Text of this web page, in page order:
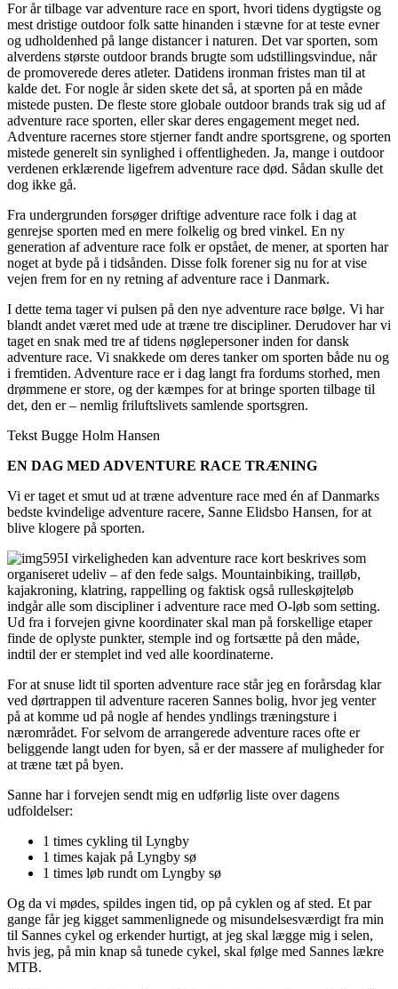
For år tilbage var adventure race en sport, hvori tidens dygtigste og
mest dristige outdoor folk satte hinanden i stævne for at teste evner
og udholdenhed på lange distancer i naturen. Det var sporten, som
alverdens største outdoor brands brugte som udstillingsvindue, når
de promoverede deres atleter. Datidens ironman fristes man til at
kalde det. For nogle år siden skete det så, at sporten på en måde
mistede pusten. De fleste store globale outdoor brands trak sig ud af
adventure race sporten, eller skar deres engagement meget ned.
Adventure racernes store stjerner fandt andre sportsgrene, og sporten
mistede generelt sin synlighed i offentligheden. Ja, mange i outdoor
verdenen erklærende ligefrem adventure race død. Sådan skulle det
dog ikke gå.
Fra undergrunden forsøger driftige adventure race folk i dag at
genrejse sporten med en mere folkelig og bred vinkel. En ny
generation af adventure race folk er opstået, de mener, at sporten har
noget at byde på i tidsånden. Disse folk forener sig nu for at vise
vejen frem for en ny retning af adventure race i Danmark.
I dette tema tager vi pulsen på den nye adventure race bølge. Vi har
blandt andet været med ude at træne tre discipliner. Derudover har vi
taget en snak med tre af tidens nøglepersoner inden for dansk
adventure race. Vi snakkede om deres tanker om sporten både nu og
i fremtiden. Adventure race er i dag langt fra fordums storhed, men
drømmene er store, og der kæmpes for at bringe sporten tilbage til
det, den er – nemlig friluftslivets samlende sportsgren.
Tekst Bugge Holm Hansen
EN DAG MED ADVENTURE RACE TRÆNING
Vi er taget et smut ud at træne adventure race med én af Danmarks
bedste kvindelige adventure racere, Sanne Elidsbo Hansen, for at
blive klogere på sporten.
I virkeligheden kan adventure race kort beskrives som
organiseret udeliv – af den fede salgs. Mountainbiking, trailløb,
kajakroning, klatring, rappelling og faktisk også rulleskøjteløb
indgår alle som discipliner i adventure race med O-løb som setting.
Ud fra i forvejen givne koordinater skal man på forskellige etaper
finde de oplyste punkter, stemple ind og fortsætte på den måde,
indtil der er stemplet ind ved alle koordinaterne.
For at snuse lidt til sporten adventure race står jeg en forårsdag klar
ved dørtrappen til adventure raceren Sannes bolig, hvor jeg venter
på at komme ud på nogle af hendes yndlings træningsture i
nærområdet. For selvom de arrangerede adventure races ofte er
beliggende langt uden for byen, så er der massere af muligheder for
at træne tæt på byen.
Sanne har i forvejen sendt mig en udførlig liste over dagens
udfoldelser:
1 times cykling til Lyngby
1 times kajak på Lyngby sø
1 times løb rundt om Lyngby sø
Og da vi mødes, spildes ingen tid, op på cyklen og af sted. Et par
gange får jeg kigget sammenlignede og misundelsesværdigt fra min
til Sannes cykel og erkender hurtigt, at jeg skal lægge mig i selen,
hvis jeg, på min knap så tunede cykel, skal følge med Sannes lækre
MTB.